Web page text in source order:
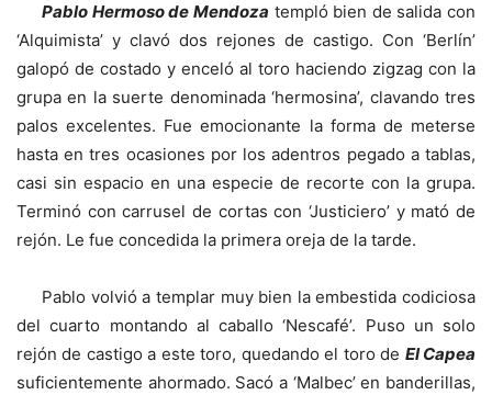
Pablo Hermoso de Mendoza templó bien de salida con
‘Alquimista’ y clavó dos rejones de castigo. Con ‘Berlín’
galopó de costado y enceló al toro haciendo zigzag con la
grupa en la suerte denominada ‘hermosina’, clavando tres
palos excelentes. Fue emocionante la forma de meterse
hasta en tres ocasiones por los adentros pegado a tablas,
casi sin espacio en una especie de recorte con la grupa.
Terminó con carrusel de cortas con ‘Justiciero’ y mató de
rejón. Le fue concedida la primera oreja de la tarde.
Pablo volvió a templar muy bien la embestida codiciosa
del cuarto montando al caballo ‘Nescafé’. Puso un solo
rejón de castigo a este toro, quedando el toro de El Capea
suficientemente ahormado. Sacó a ‘Malbec’ en banderillas,